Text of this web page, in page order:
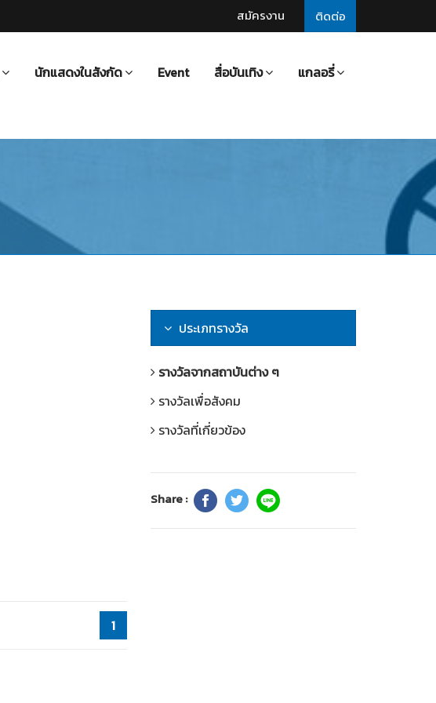
ติดต่อ
สมัครงาน
นักแสดงในสังกัด Event สื่อบันเทิง แกลอรี่
1
ประเภทรางวัล
รางวัลจากสถาบันต่าง ๆ
รางวัลเพื่อสังคม
รางวัลที่เกี่ยวข้อง
Share :